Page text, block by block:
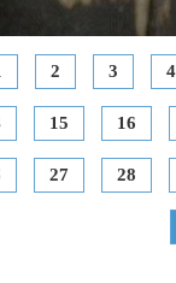
2 3 4
15 16
27 28